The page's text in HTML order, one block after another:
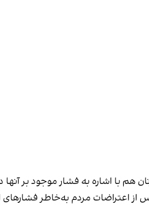
هم با اشاره به فشار موجود بر
از اعتراضات مردم به‌خاطر